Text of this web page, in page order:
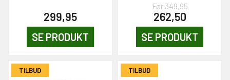
299,95
SE PRODUKT
Før 349,95
262,50
SE PRODUKT
TILBUD TILBUD